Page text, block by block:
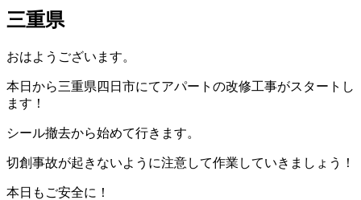
三重県
おはようございます。
本日から三重県四日市にてアパートの改修工事がスタートし
ます！
シール撤去から始めて行きます。
切創事故が起きないように注意して作業していきましょう！
本日もご安全に！